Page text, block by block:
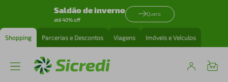
Saldão de inverno
até 40% off
Quero
Shopping Parcerias e Descontos Viagens Imóveis e Veículos